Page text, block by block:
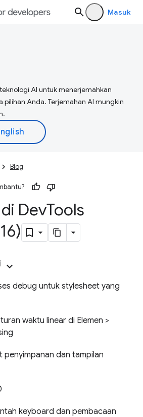
Masuk
AI untuk menerjemahkan
pilihan Anda. Terjemahan AI mungkin
Blog
DevTools
debug untuk stylesheet yang
waktu linear di Elemen >
penyimpanan dan tampilan
keyboard dan pembacaan